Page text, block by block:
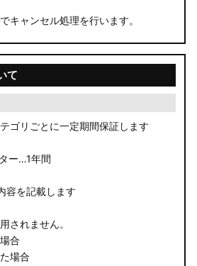
キャンセル処理を行います。
て
ゴリごとに一定期間保証します
ー…1年間
容を記載します
されません。
合
場合